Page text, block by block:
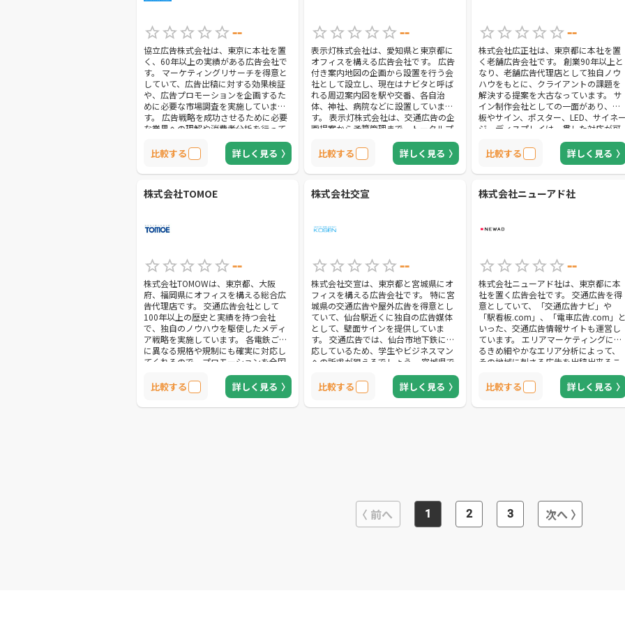
--
協立広告株式会社は、東京に本社を置
く、60年以上の実績がある広告会社で
す。 マーケティングリサーチを得意と
していて、広告出稿に対する効果検証
や、広告プロモーションを企画するた
めに必要な市場調査を実施していま
す。 広告戦略を成功させるために必要
な業界への理解や消費者分析を行って
くれるので、目標とする効果を達成で
きる広告が出稿可能です。 交通広告
は、ポスターやステッカー、サイネー
ジはもちろん、車体ラッピングや広告
しています。 また、テレビCMや新聞広
で、大規模PRを行う際に最適な広告会
比較する 詳しく見る
--
表示灯株式会社は、愛知県と東京都に
オフィスを構える広告会社です。 広告
付き案内地図の企画から設置を行う会
社として設立し、現在はナビタと呼ば
れる周辺案内図を駅や交番、各自治
体、神社、病院などに設置していま
す。 表示灯株式会社は、交通広告の企
画提案から予算管理まで、トータルプ
ランニングしているため、自社の目的
に見合った広告運用をしてくれるでし
ょう。 交通広告以外にも、前述のナビ
タや屋外広告、マスメディア広告、
告出稿にも対応しています。 取り扱い
にもおすすめです。
比較する 詳しく見る
--
株式会社広正社は、東京都に本社を置
く老舗広告会社です。 創業90年以上と
なり、老舗広告代理店として独自ノウ
ハウをもとに、クライアントの課題を
解決する提案を大古なっています。 サ
イン制作会社としての一面があり、看
板やサイン、ポスター、LED、サイネー
ジ、ディスプレイは一貫した対応が可
能です。 クオリティが高く、満足いく
ものを制作してもらえるでしょう。 交
通広告会社としては、つねに新たな技
術を積極的に取り入れ、柔軟なサポー
舗の安心感と最先端の技術を駆使し
比較する 詳しく見る
株式会社TOMOE
--
株式会社TOMOWは、東京都、大阪
府、福岡県にオフィスを構える総合広
告代理店です。 交通広告会社として
100年以上の歴史と実績を持つ会社
で、独自のノウハウを駆使したメディ
ア戦略を実施しています。 各電鉄ごと
に異なる規格や規制にも確実に対応し
てくれるので、プロモーションを全国
展開したい人におすすめです。 これま
での実績をもとにした独自のエリアプ
ランニングは、最適な掲出プランを導
きだせます。 地域ごとに異なるプロモ
比較する 詳しく見る
株式会社交宣
--
株式会社交宣は、東京都と宮城県にオ
フィスを構える広告会社です。 特に宮
城県の交通広告や屋外広告を得意とし
ていて、仙台駅近くに独自の広告媒体
として、壁面サインを提供していま
す。 交通広告では、仙台市地下鉄に対
応しているため、学生やビジネスマン
への訴求が狙えるでしょう。 宮城県で
広告出稿を検討している人におすすめ
の広告会社です。 交通広告以外には、
ポスディングやサンプリング、イベン
トキャンペーン、マグネット広告、
比較する 詳しく見る
株式会社ニューアド社
--
株式会社ニューアド社は、東京都に本
社を置く広告会社です。 交通広告を得
意としていて、「交通広告ナビ」や
「駅看板.com」、「電車広告.com」と
いった、交通広告情報サイトも運営し
ています。 エリアマーケティングによ
るきめ細やかなエリア分析によって、
その地域に刺さる広告を出稿出来るこ
とが魅力です。 クリエイティブ作業に
も対応しているので、企画から媒体選
定、広告制作まで自社で一貫して提供
しています。 株式会社ニューアド社
比較する 詳しく見る
前へ 1 2 3 次へ